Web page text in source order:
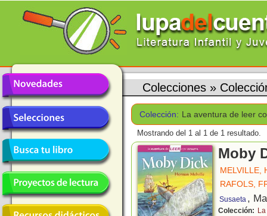
Colecciones »
Colección: La aventura de leer
Mostrando del 1 al 1 de 1 resultado.
Moby
MELVILLE,
RAFOLS,
Susaeta ,
Colección: